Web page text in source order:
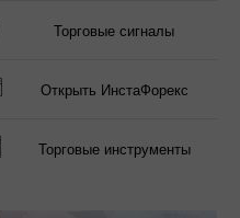
Торговые сигналы
Открыть ИнстаФорекс
Торговые инструменты